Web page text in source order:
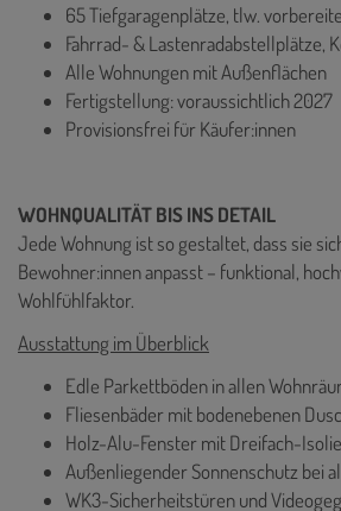
65 Tiefgaragenplätze, tlw.
Fahrrad- & Lastenradabstellplätze,
Alle Wohnungen mit Außenflächen
Fertigstellung: voraussichtlich 2027
Provisionsfrei für Käufer:innen
WOHNQUALITÄT BIS INS DETAIL
Jede Wohnung ist so gestaltet, dass sie
Bewohner:innen anpasst – funktional,
Wohlfühlfaktor.
Ausstattung im Überblick
Edle Parkettböden in allen
Fliesenbäder mit bodenebenen
Holz-Alu-Fenster mit Dreifach-
Außenliegender Sonnenschutz bei
WK3-Sicherheitstüren und